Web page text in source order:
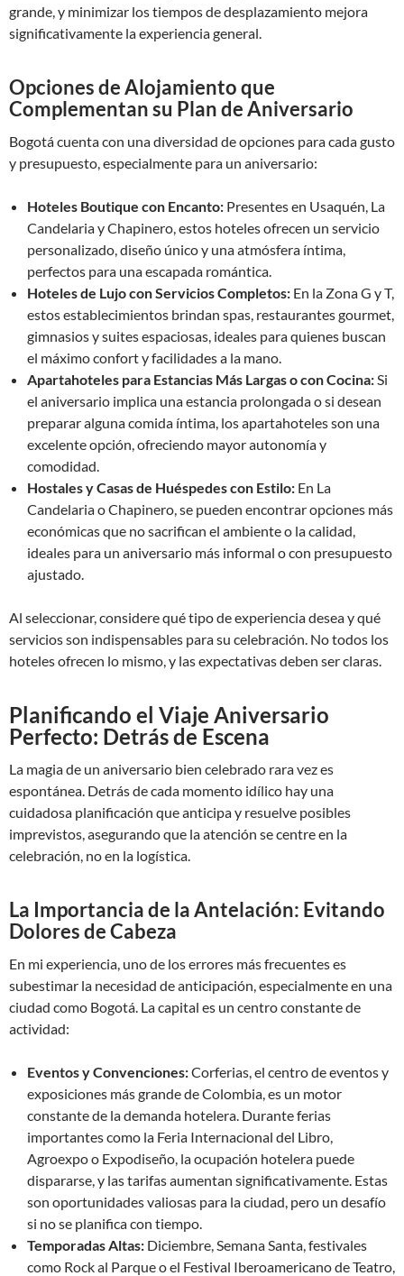
grande, y minimizar los tiempos de desplazamiento mejora
significativamente la experiencia general.
Opciones de Alojamiento que
Complementan su Plan de Aniversario
Bogotá cuenta con una diversidad de opciones para cada gusto
y presupuesto, especialmente para un aniversario:
Hoteles Boutique con Encanto: Presentes en Usaquén, La
Candelaria y Chapinero, estos hoteles ofrecen un servicio
personalizado, diseño único y una atmósfera íntima,
perfectos para una escapada romántica.
Hoteles de Lujo con Servicios Completos: En la Zona G y T,
estos establecimientos brindan spas, restaurantes gourmet,
gimnasios y suites espaciosas, ideales para quienes buscan
el máximo confort y facilidades a la mano.
Apartahoteles para Estancias Más Largas o con Cocina:Si
el aniversario implica una estancia prolongada o si desean
preparar alguna comida íntima, los apartahoteles son una
excelente opción, ofreciendo mayor autonomía y
comodidad.
Hostales y Casas de Huéspedes con Estilo: En La
Candelaria o Chapinero, se pueden encontrar opciones más
económicas que no sacrifican el ambiente o la calidad,
ideales para un aniversario más informal o con presupuesto
ajustado.
Al seleccionar, considere qué tipo de experiencia desea y qué
servicios son indispensables para su celebración. No todos los
hoteles ofrecen lo mismo, y las expectativas deben ser claras.
Planificando el Viaje Aniversario
Perfecto: Detrás de Escena
La magia de un aniversario bien celebrado rara vez es
espontánea. Detrás de cada momento idílico hay una
cuidadosa planificación que anticipa y resuelve posibles
imprevistos, asegurando que la atención se centre en la
celebración, no en la logística.
La Importancia de la Antelación: Evitando
Dolores de Cabeza
En mi experiencia, uno de los errores más frecuentes es
subestimar la necesidad de anticipación, especialmente en una
ciudad como Bogotá. La capital es un centro constante de
actividad:
Eventos y Convenciones:Corferias, el centro de eventos y
exposiciones más grande de Colombia, es un motor
constante de la demanda hotelera. Durante ferias
importantes como la Feria Internacional del Libro,
Agroexpo o Expodiseño, la ocupación hotelera puede
dispararse, y las tarifas aumentan significativamente. Estas
son oportunidades valiosas para la ciudad, pero un desafío
si no se planifica con tiempo.
Temporadas Altas: Diciembre, Semana Santa, festivales
como Rock al Parque o el Festival Iberoamericano de Teatro,